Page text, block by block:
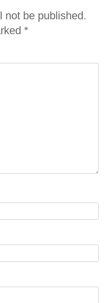
not be published.
*